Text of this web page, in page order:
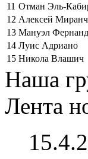
11 Отман Эль-
12 Алексей
13 Мануэл
14 Луис Адриано
15 Никола Влашич
Наша
Лента